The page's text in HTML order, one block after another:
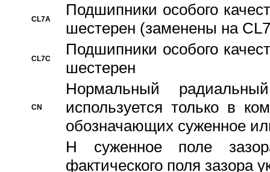
CL7A
Подшипники особого
шестерен (заменены на
CL7C
Подшипники особого
шестерен
CN
Hормальный
используется только в
обозначающих суженное
H суженное поле
фактического поля зазора